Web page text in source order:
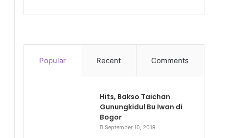
Popular Recent Comments
Hits, Bakso Taichan
Gunungkidul Bu Iwan di
Bogor
September 10, 2019